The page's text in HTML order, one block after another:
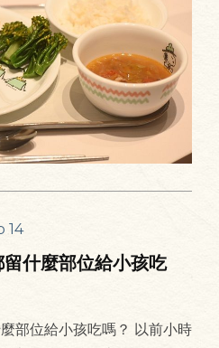
14
什麼部位給小孩吃
部位給小孩吃嗎？ 以前小時